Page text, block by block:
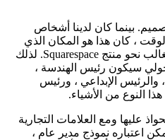
بينما كان لدينا أشخاص
، كان هذا هو المكان الذي
كنت أتوجه فيه ، وبالطبع ، في الغالب نحو منتج Squarespace. لذلك
سيكون رئيس الهندسة ،
والرئيس الإبداعي ، ورئيس
النوع من الأشياء.
عليها ومع العلامات التجارية
اعتباره نموذج مدير عام ،